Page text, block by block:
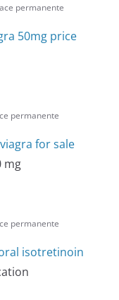
permanente
50mg price
permanente
viagra for sale
mg
permanente
isotretinoin